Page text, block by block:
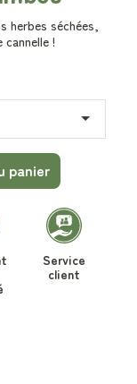
séchées,
!
panier
Service
client